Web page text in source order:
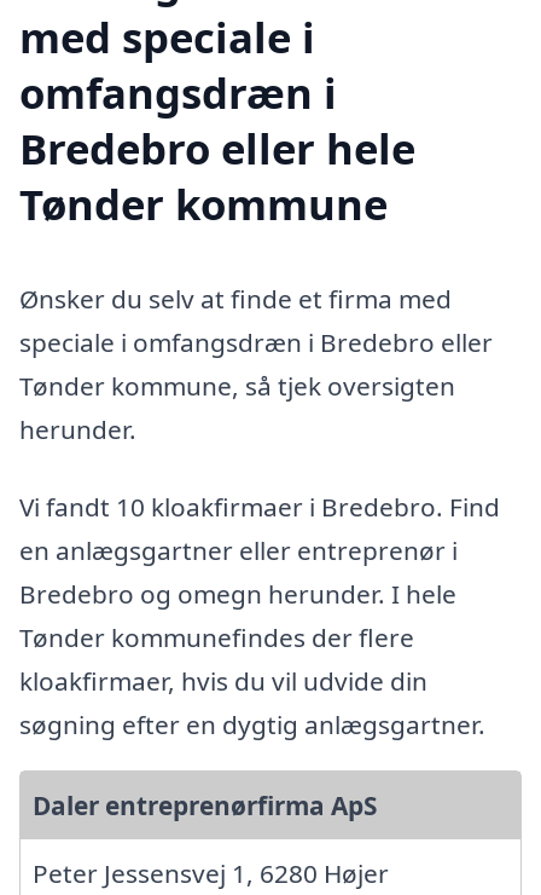
med speciale i
omfangsdræn i
Bredebro eller hele
Tønder kommune
Ønsker du selv at finde et firma med
speciale i omfangsdræn i Bredebro eller
Tønder kommune, så tjek oversigten
herunder.
Vi fandt 10 kloakfirmaer i Bredebro. Find
en anlægsgartner eller entreprenør i
Bredebro og omegn herunder. I hele
Tønder kommunefindes der flere
kloakfirmaer, hvis du vil udvide din
søgning efter en dygtig anlægsgartner.
Daler entreprenørfirma ApS
Peter Jessensvej 1, 6280 Højer